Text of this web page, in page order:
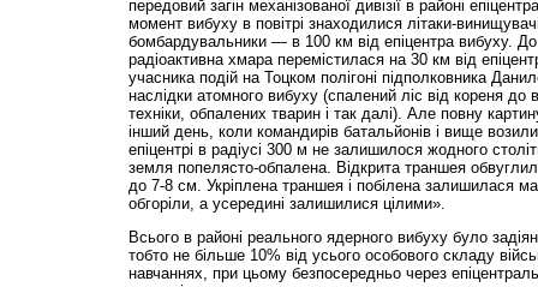
передовий загін механізованої дивізії в районі
момент вибуху в повітрі знаходилися літаки-
бомбардувальники — в 100 км від епіцентра вибуху.
радіоактивна хмара перемістилася на 30 км від
учасника подій на Тоцком полігоні підполковника
наслідки атомного вибуху (спалений ліс від кореня до
техніки, обпалених тварин і так далі). Але повну
інший день, коли командирів батальйонів і вище
епіцентрі в радіусі 300 м не залишилося жодного
земля попелясто-обпалена. Відкрита траншея
до 7-8 см. Укріплена траншея і побілена залишилася
обгоріли, а усередині залишилися цілими».
Всього в районі реального ядерного вибуху було
тобто не більше 10% від усього особового складу
навчаннях, при цьому безпосередньо через